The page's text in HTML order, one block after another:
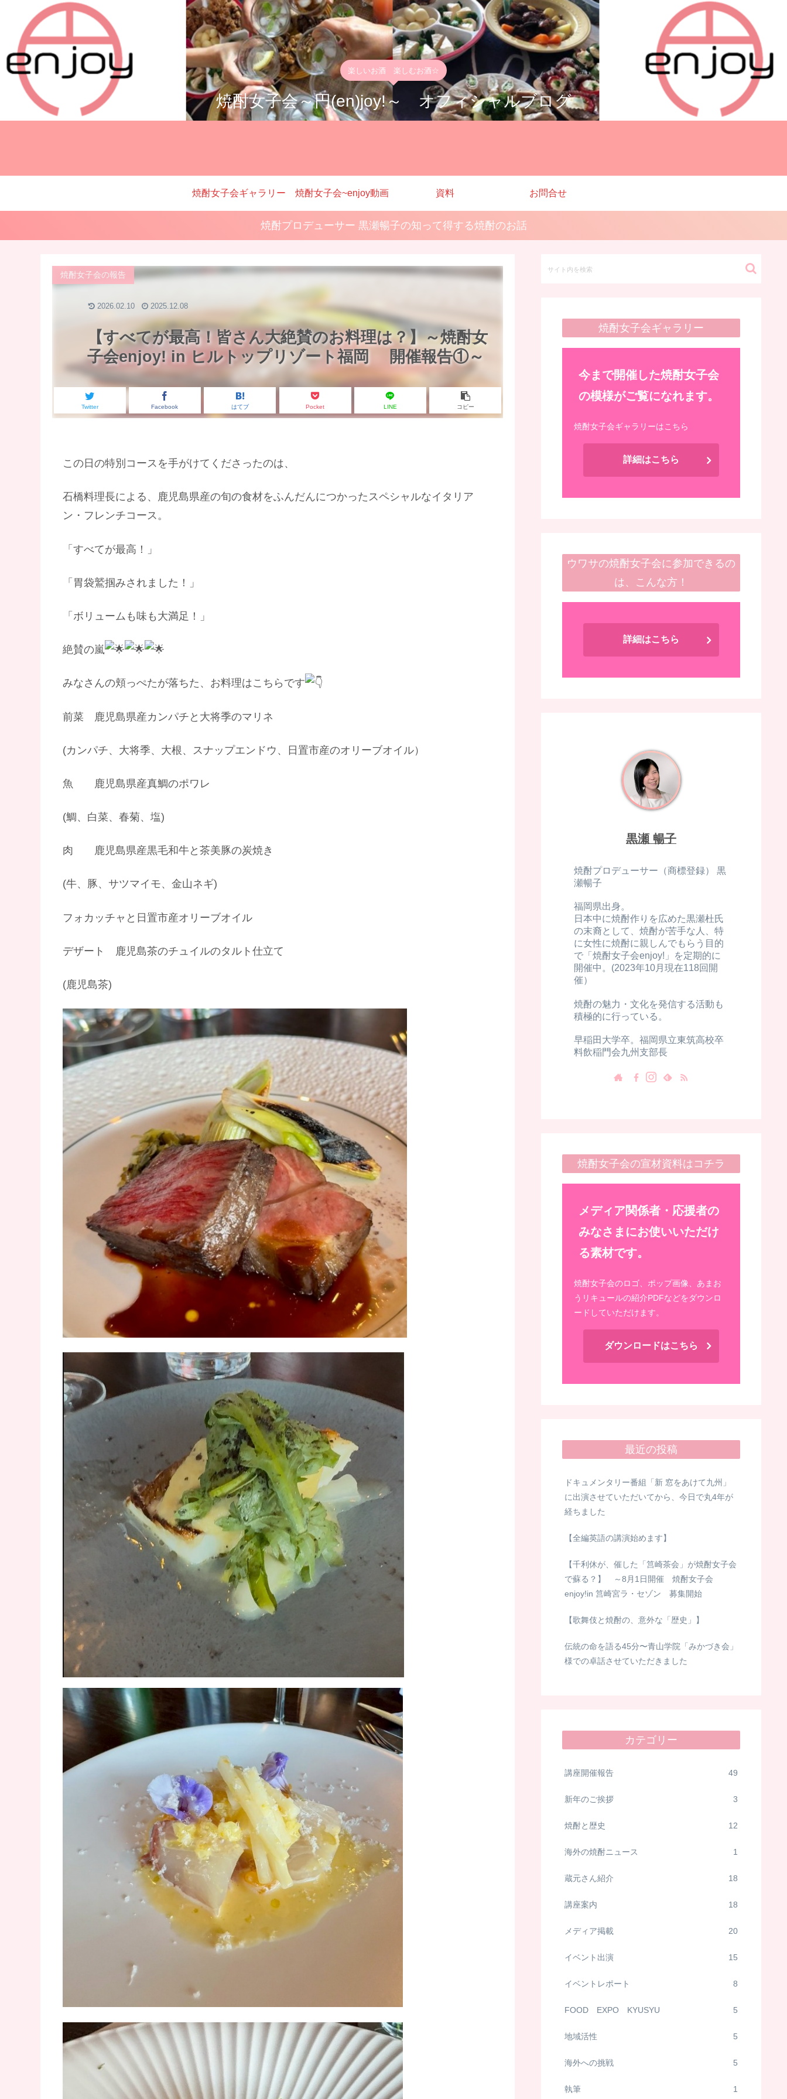
楽しいお酒 楽しむお酒☆
焼酎女子会～円(en)joy!～ オフィシャルブログ
焼酎女子会ギャラリー 焼酎女子会~enjoy動画 資料 お問合せ
焼酎プロデューサー 黒瀬暢子の知って得する焼酎のお話
【すべてが最高！皆さん大絶賛のお料理は？】～焼酎女
子会enjoy! in ヒルトップリゾート福岡 開催報告①～
焼酎女子会の報告
Twitter Facebook はてブ Pocket LINE コピー
2026.02.10 2025.12.08
この日の特別コースを手がけてくださったのは、
石橋料理長による、鹿児島県産の旬の食材をふんだんにつかったスペシャルなイタリア
ン・フレンチコース。
「すべてが最高！」
「胃袋鷲掴みされました！」
「ボリュームも味も大満足！」
絶賛の嵐
みなさんの頬っぺたが落ちた、お料理はこちらです
前菜 鹿児島県産カンパチと大将季のマリネ
(カンパチ、大将季、大根、スナップエンドウ、日置市産のオリーブオイル）
魚 鹿児島県産真鯛のポワレ
(鯛、白菜、春菊、塩)
肉 鹿児島県産黒毛和牛と茶美豚の炭焼き
(牛、豚、サツマイモ、金山ネギ)
フォカッチャと日置市産オリーブオイル
デザート 鹿児島茶のチュイルのタルト仕立て
(鹿児島茶)
焼酎女子会ギャラリー
今まで開催した焼酎女子会
の模様がご覧になれます。
焼酎女子会ギャラリーはこちら
詳細はこちら
ウワサの焼酎女子会に参加できるの
は、こんな方！
詳細はこちら
黒瀬 暢子
焼酎プロデューサー（商標登録） 黒
瀬暢子
福岡県出身。
日本中に焼酎作りを広めた黒瀬杜氏
の末裔として、焼酎が苦手な人、特
に女性に焼酎に親しんでもらう目的
で「焼酎女子会enjoy!」を定期的に
開催中。(2023年10月現在118回開
催）
焼酎の魅力・文化を発信する活動も
積極的に行っている。
早稲田大学卒。福岡県立東筑高校卒
料飲稲門会九州支部長
焼酎女子会の宣材資料はコチラ
メディア関係者・応援者の
みなさまにお使いいただけ
る素材です。
焼酎女子会のロゴ、ポップ画像、あまお
うリキュールの紹介PDFなどをダウンロ
ードしていただけます。
ダウンロードはこちら
最近の投稿
ドキュメンタリー番組「新 窓をあけて九州」
に出演させていただいてから、今日で丸4年が
経ちました
【全編英語の講演始めます】
【千利休が、催した「筥崎茶会」が焼酎女子会
で蘇る？】 ～8月1日開催 焼酎女子会
enjoy!in 筥崎宮ラ・セゾン 募集開始
【歌舞伎と焼酎の、意外な「歴史」】
伝統の命を語る45分〜青山学院「みかづき会」
様での卓話させていただきました
カテゴリー
講座開催報告 49
新年のご挨拶 3
焼酎と歴史 12
海外の焼酎ニュース 1
蔵元さん紹介 18
講座案内 18
メディア掲載 20
イベント出演 15
イベントレポート 8
FOOD EXPO KYUSYU 5
地域活性 5
海外への挑戦 5
執筆 1